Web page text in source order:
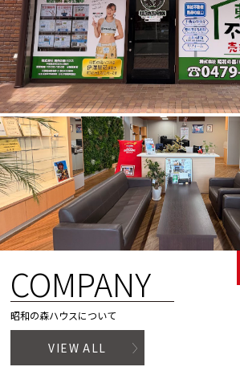
COMPANY
昭和の森ハウスについて
VIEW ALL